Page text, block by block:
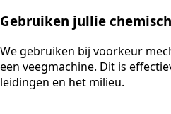
Gebruiken jullie
We gebruiken bij voorkeur
een veegmachine. Dit is
leidingen en het milieu.